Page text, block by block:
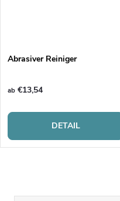
Abrasiver Reiniger
ab €13,54
DETAIL